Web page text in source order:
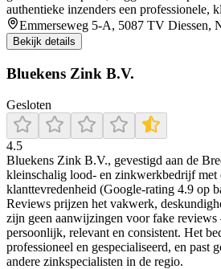
authentieke inzenders een professionele,
Emmerseweg 5-A, 5087 TV Diessen,
Bekijk details
Bluekens Zink B.V.
Gesloten
4.5
Bluekens Zink B.V., gevestigd aan de
kleinschalig lood- en zinkwerkbedrijf met
klanttevredenheid (Google-rating 4.9 op
Reviews prijzen het vakwerk,
zijn geen aanwijzingen voor fake reviews
persoonlijk, relevant en consistent. Het
professioneel en gespecialiseerd, en past
andere zinkspecialisten in de regio.